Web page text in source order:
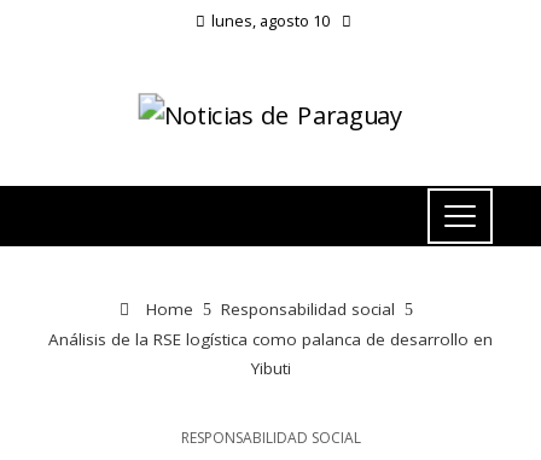
lunes, agosto 10
Home
Responsabilidad social
Análisis de la RSE logística como palanca de desarrollo en
Yibuti
RESPONSABILIDAD SOCIAL